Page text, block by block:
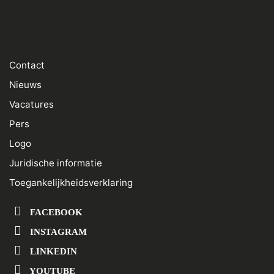
Contact
Nieuws
Vacatures
Pers
Logo
Juridische informatie
Toegankelijkheidsverklaring
FACEBOOK
INSTAGRAM
LINKEDIN
YOUTUBE